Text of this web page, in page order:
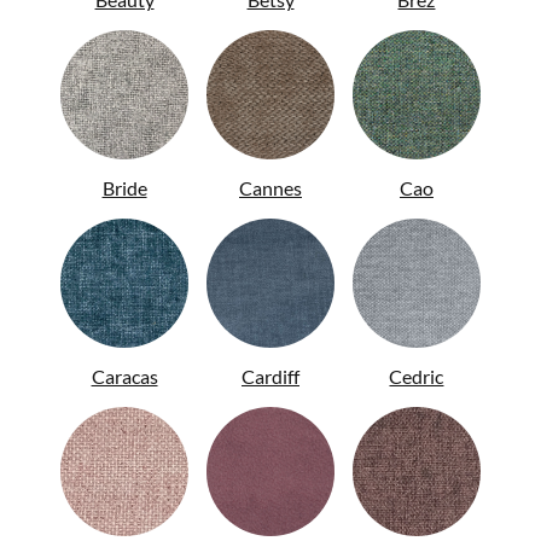
ENG
Bride Cannes Cao
Caracas Cardiff Cedric